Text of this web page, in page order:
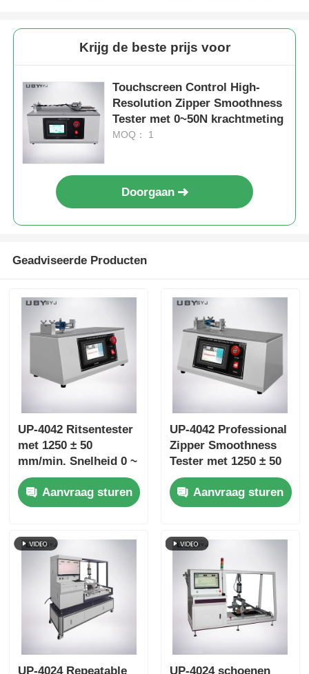
Krijg de beste prijs voor
Touchscreen Control High-
Resolution Zipper Smoothness
Tester met 0~50N krachtmeting
MOQ： 1
Doorgaan
Geadviseerde Producten
UP-4042 Ritsentester
met 1250 ± 50
mm/min. Snelheid 0 ~
50N Krachtmeting en
80 ~ 240 mm
testlengte
Aanvraag sturen
UP-4042 Professional
Zipper Smoothness
Tester met 1250 ± 50
mm/min Testsnelheid,
0~50N Krachtbereik
en OEM ODM Support
Aanvraag sturen
UP-4024 Repeatable
UP-4024 schoenen